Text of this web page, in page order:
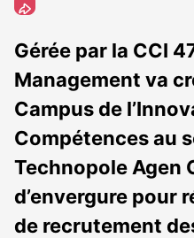
Gérée par la CCI
Management va
Campus de
Compétences au
Technopole Agen
d’envergure pour
de recrutement